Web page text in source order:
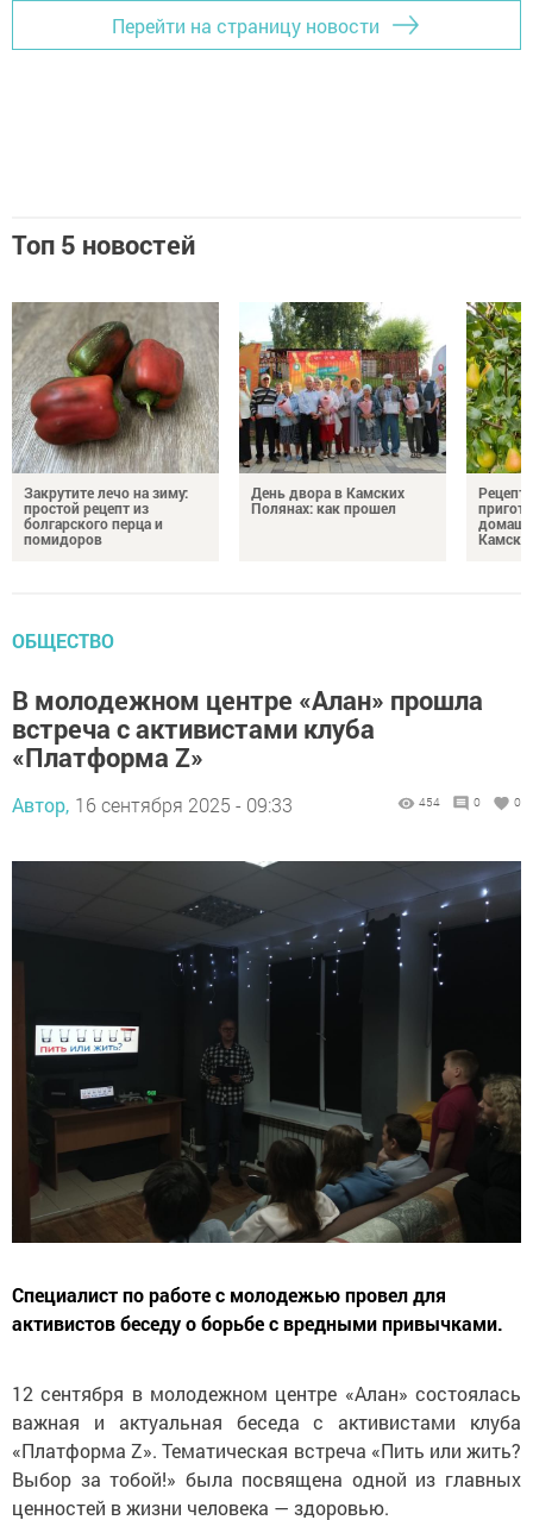
Перейти на страницу новости
Топ 5 новостей
Закрутите лечо на зиму:
простой рецепт из
болгарского перца и
помидоров
День двора в Камских
Полянах: как прошел
ОБЩЕСТВО
В молодежном центре «Алан» прошла
встреча с активистами клуба
«Платформа Z»
Автор, 16 сентября 2025 - 09:33 454 0 0
Специалист по работе с молодежью провел для
активистов беседу о борьбе с вредными привычками.
12 сентября в молодежном центре «Алан» состоялась
важная и актуальная беседа с активистами клуба
«Платформа Z». Тематическая встреча «Пить или жить?
Выбор за тобой!» была посвящена одной из главных
ценностей в жизни человека — здоровью.